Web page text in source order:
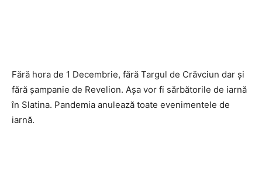
Fără hora de 1 Decembrie, fără Targul de Crăvciun dar și
fără șampanie de Revelion. Așa vor fi sărbătorile de iarnă
în Slatina. Pandemia anulează toate evenimentele de
iarnă.